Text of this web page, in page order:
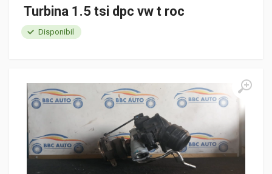
Turbina 1.5 tsi dpc vw t roc
Disponibil